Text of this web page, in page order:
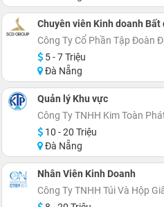
Chuyên viên Kinh doanh Bất
Công Ty Cổ Phần Tập Đoàn
5 - 7 Triệu
Đà Nẵng
Quản lý Khu vực
Công Ty TNHH Kim Toàn
10 - 20 Triệu
Đà Nẵng
Nhân Viên Kinh Doanh
Công Ty TNHH Túi Và Hộp